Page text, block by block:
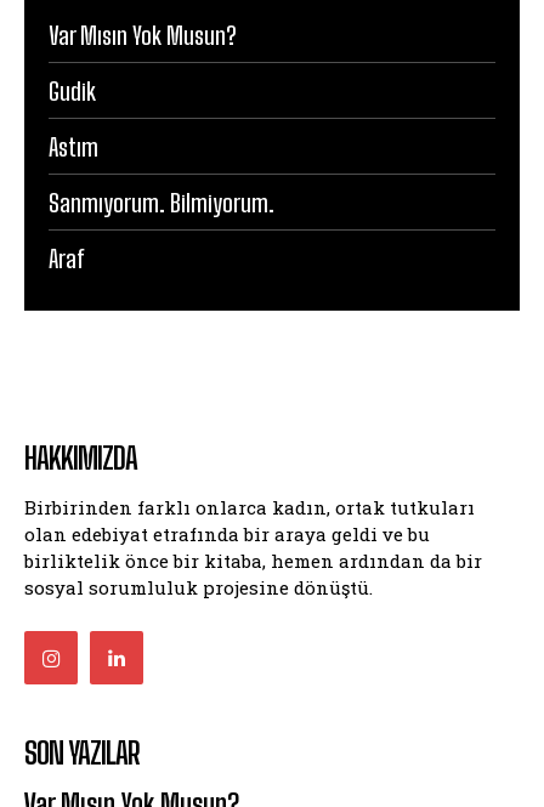
Var Mısın Yok Musun?
Gudik
Astım
Sanmıyorum. Bilmiyorum.
Araf
HAKKIMIZDA
Birbirinden farklı onlarca kadın, ortak tutkuları
olan edebiyat etrafında bir araya geldi ve bu
birliktelik önce bir kitaba, hemen ardından da bir
sosyal sorumluluk projesine dönüştü.
SON YAZILAR